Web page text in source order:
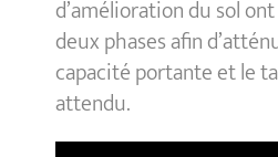
d’amélioration du sol
deux phases afin
capacité portante et le
attendu.